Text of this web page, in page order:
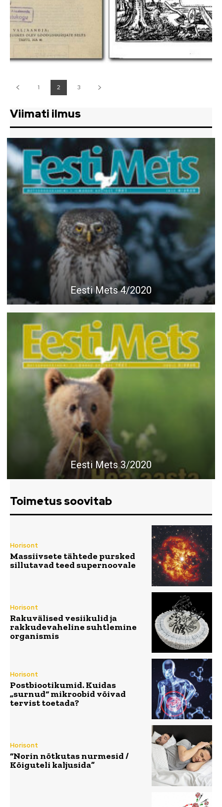
1 2 3
Viimati ilmus
Eesti Mets 4/2020
Eesti Mets 3/2020
Toimetus soovitab
Horisont
Massiivsete tähtede pursked
sillutavad teed supernoovale
Horisont
Rakuvälised vesiikulid ja
rakkudevaheline suhtlemine
organismis
Horisont
Postbiootikumid. Kuidas
„surnud“ mikroobid võivad
tervist toetada?
Horisont
“Norin nõtkutas nurmesid /
Kõiguteli kaljusida”